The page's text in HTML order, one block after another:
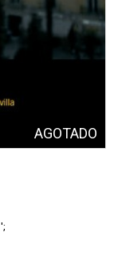
';